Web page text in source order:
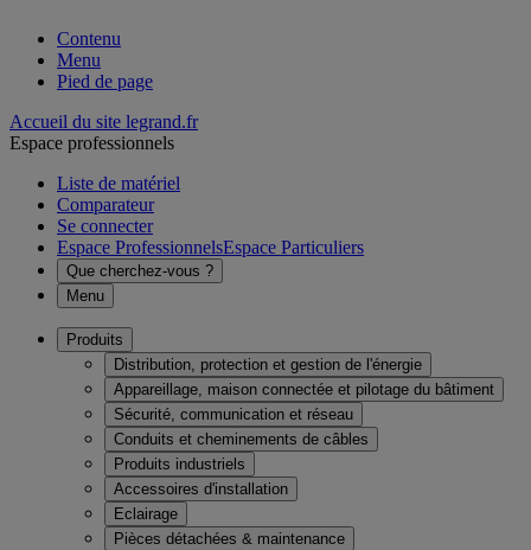
Contenu
Menu
Pied de page
Accueil du site legrand.fr
Espace professionnels
Liste de matériel
Comparateur
Se connecter
Espace ProfessionnelsEspace Particuliers
Que cherchez-vous ?
Menu
Produits
Distribution, protection et gestion de l'énergie
Appareillage, maison connectée et pilotage du bâtiment
Sécurité, communication et réseau
Conduits et cheminements de câbles
Produits industriels
Accessoires d'installation
Eclairage
Pièces détachées & maintenance